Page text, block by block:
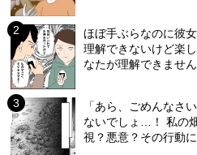
ほぼ手ぶらなのに彼
理解できないけど楽
なたが理解できません
「あら、ごめんなさ
ないでしょ…！ 私の
視？悪意？その行動